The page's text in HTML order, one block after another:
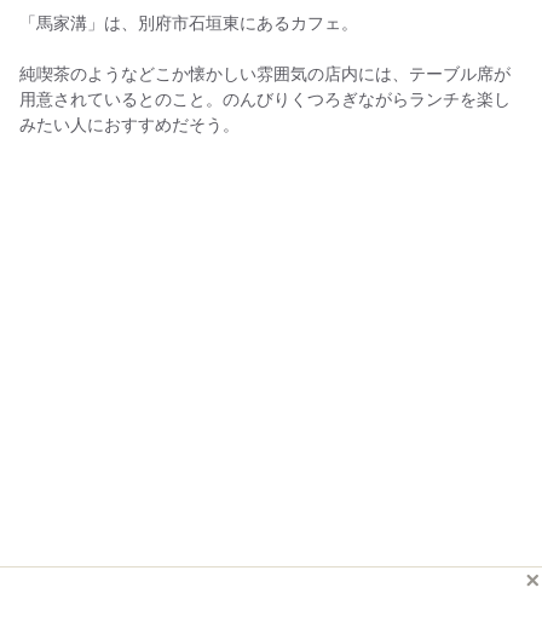
「馬家溝」は、別府市石垣東にあるカフェ。
純喫茶のようなどこか懐かしい雰囲気の店内には、テーブル席が
用意されているとのこと。のんびりくつろぎながらランチを楽し
みたい人におすすめだそう。